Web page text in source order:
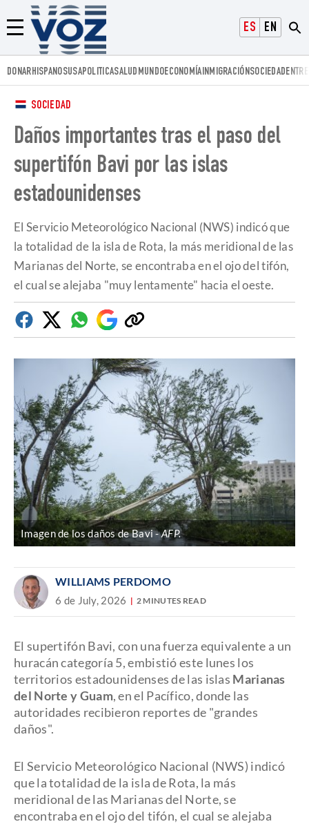
ESPAÑOLENGLISH
Menú
Voz.us
DONARHISPANOSUSAPOLITICASALUD MUNDOECONOMÍAINMIGRACIÓNSOCIEDAD
SOCIEDAD
Daños importantes tras el paso del
supertifón Bavi por las islas
estadounidenses
El Servicio Meteorológico Nacional (NWS) indicó que
la totalidad de la isla de Rota, la más meridional de las
Marianas del Norte, se encontraba en el ojo del tifón,
el cual se alejaba "muy lentamente" hacia el oeste.
FacebookTwitterWhatsapp
Google
Discover
Copiar
enlace
Imagen de los daños de Bavi AFP.
WILLIAMS PERDOMO
6 de July, 2026 2 MINUTES READ
El supertifón Bavi, con una fuerza equivalente a un
huracán categoría 5, embistió este lunes los
territorios estadounidenses de las islas Marianas
del Norte y Guam, en el Pacífico, donde las
autoridades recibieron reportes de "grandes
daños".
El Servicio Meteorológico Nacional (NWS) indicó
que la totalidad de la isla de Rota, la más
meridional de las Marianas del Norte, se
encontraba en el ojo del tifón, el cual se alejaba